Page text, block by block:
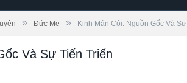
» Đức Mẹ » Kinh Mân Côi: Nguồn Gốc Và
Và Sự Tiến Triển